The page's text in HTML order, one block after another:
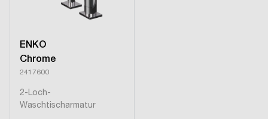
ENKO
Chrome
2417600
2-Loch-
Waschtischarmatur